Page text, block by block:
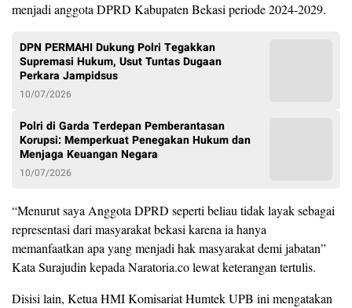
menjadi anggota DPRD Kabupaten Bekasi periode 2024-2029.
DPN PERMAHI Dukung Polri Tegakkan
Supremasi Hukum, Usut Tuntas Dugaan
Perkara Jampidsus
10/07/2026
Polri di Garda Terdepan Pemberantasan
Korupsi: Memperkuat Penegakan Hukum dan
Menjaga Keuangan Negara
10/07/2026
“Menurut saya Anggota DPRD seperti beliau tidak layak sebagai
representasi dari masyarakat bekasi karena ia hanya
memanfaatkan apa yang menjadi hak masyarakat demi jabatan”
Kata Surajudin kepada Naratoria.co lewat keterangan tertulis.
Disisi lain, Ketua HMI Komisariat Humtek UPB ini mengatakan